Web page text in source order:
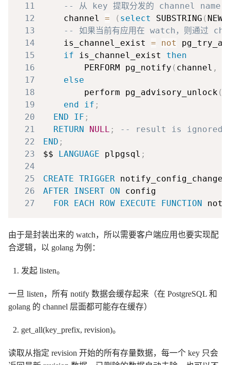
11
-- 从 key 提取分发的 channel name
12
    channel
= ( select SUBSTRING ( NEW
13
-- 如果当前有应用在 watch，则通过
14
    is_channel_exist
= not
15
if is_channel_exist then
16
        PERFORM pg_notify
( channel ,
17
else
18
        perform pg_advisory_unlock
(
19
end if ;
20
END IF ;
21
RETURN NULL ;
-- result is ignored
22
END ;
23
$$ LANGUAGE plpgsql ;
24
25
CREATE TRIGGER
26
AFTER INSERT ON
27
FOR EACH ROW EXECUTE FUNCTION
由于是封装出来的 watch，所以需要客户端应用也要实现配
合逻辑，以 golang 为例：
发起 listen。
一旦 listen，所有 notify 数据会缓存起来（在 PostgreSQL 和
golang 的 channel 层面都可能存在缓存）
get_all(key_prefix, revision)。
读取从指定 revision 开始的所有存量数据，每一个 key 只会